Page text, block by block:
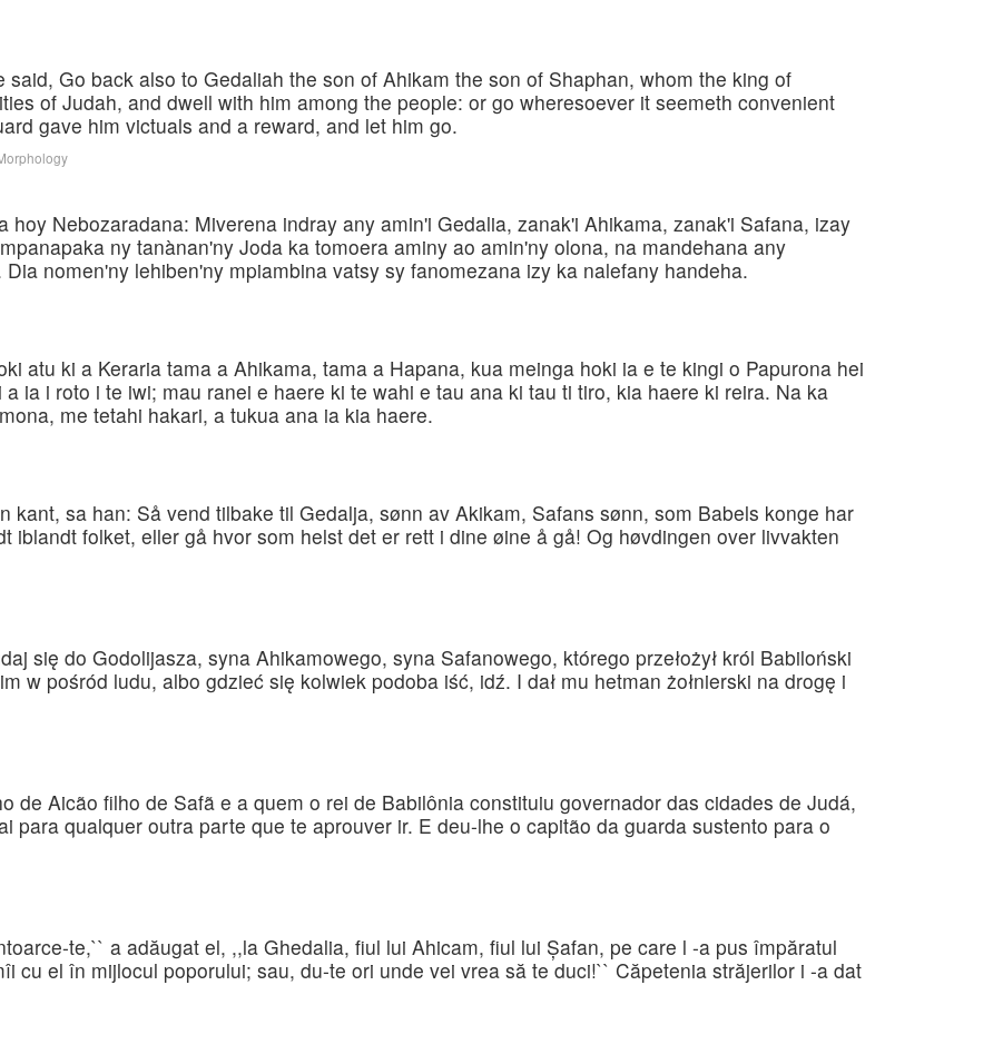
Go back also to Gedaliah the son of Ahikam the son of Shaphan, whom the king of
of Judah, and dwell with him among the people: or go wheresoever it seemeth convenient
gave him victuals and a reward, and let him go.
hoy Nebozaradana: Miverena indray any amin'i Gedalia, zanak'i Ahikama, zanak'i Safana, izay
ny tanànan'ny Joda ka tomoera aminy ao amin'ny olona, na mandehana any
nomen'ny lehiben'ny mpiambina vatsy sy fanomezana izy ka nalefany handeha.
atu ki a Keraria tama a Ahikama, tama a Hapana, kua meinga hoki ia e te kingi o Papurona hei
ia i roto i te iwi; mau ranei e haere ki te wahi e tau ana ki tau ti tiro, kia haere ki reira. Na ka
me tetahi hakari, a tukua ana ia kia haere.
kant, sa han: Så vend tilbake til Gedalja, sønn av Akikam, Safans sønn, som Babels konge har
iblandt folket, eller gå hvor som helst det er rett i dine øine å gå! Og høvdingen over livvakten
się do Godolijasza, syna Ahikamowego, syna Safanowego, którego przełożył król Babiloński
w pośród ludu, albo gdzieć się kolwiek podoba iść, idź. I dał mu hetman żołnierski na drogę i
de Aicão filho de Safã e a quem o rei de Babilônia constituiu governador das cidades de Judá,
para qualquer outra parte que te aprouver ir. E deu-lhe o capitão da guarda sustento para o
te,`` a adăugat el, ,,la Ghedalia, fiul lui Ahicam, fiul lui Şafan, pe care l -a pus împăratul
cu el în mijlocul poporului; sau, du-te ori unde vei vrea să te duci!`` Căpetenia străjerilor i -a dat